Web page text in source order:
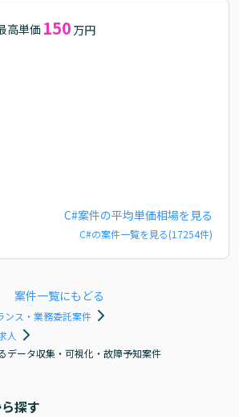
高単価 150 万円
C#案件の平均単価相場を見る
C#の案件一覧を見る(17254件)
案件一覧にもどる
ンス・業務委託案件
人
データ収集・可視化・故障予知案件
探す